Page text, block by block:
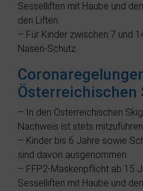
Sesselliften mit Haube und
den Liften.
– Für Kinder zwischen 7 und
Nasen-Schutz.
Österreichischen
– In den Österreichischen
Nachweis ist stets
– Kinder bis 6 Jahre sowie
sind davon ausgenommen
– FFP2-Maskenpflicht ab 15
Sesselliften mit Haube und